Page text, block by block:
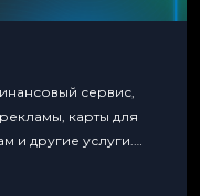
сервис,
карты для
и другие услуги.